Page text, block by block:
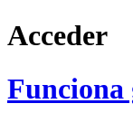
Acceder
Funciona